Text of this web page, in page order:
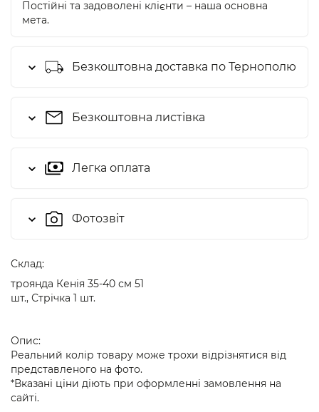
Постійні та задоволені клієнти – наша основна
мета.
Безкоштовна доставка по Тернополю
Безкоштовна листівка
Легка оплата
Фотозвіт
Cклад:
троянда Кенія 35-40 см 51
шт., Стрічка 1 шт.
Опис:
Реальний колір товару може трохи відрізнятися від
представленого на фото.
*Вказані ціни діють при оформленні замовлення на
сайті.